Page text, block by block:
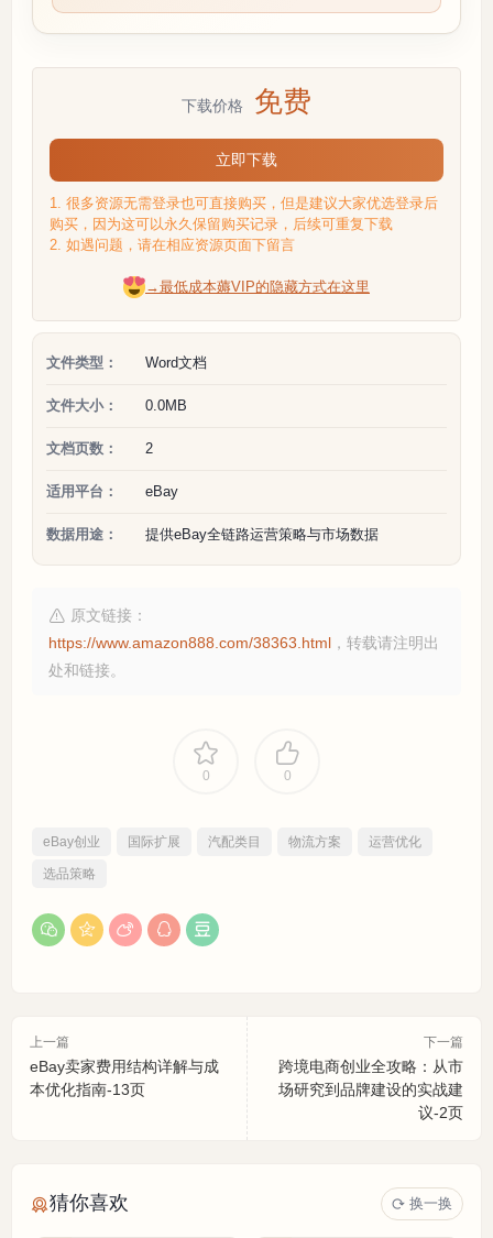
下载价格 免费
立即下载
1. 很多资源无需登录也可直接购买，但是建议大家优选登录后
购买，因为这可以永久保留购买记录，后续可重复下载
2. 如遇问题，请在相应资源页面下留言
→最低成本薅VIP的隐藏方式在这里
文件类型： Word文档
文件大小： 0.0MB
文档页数： 2
适用平台： eBay
数据用途： 提供eBay全链路运营策略与市场数据
原文链接：
https://www.amazon888.com/38363.html ，转载请注明出
处和链接。
0 0
eBay创业 国际扩展 汽配类目 物流方案 运营优化
选品策略
上一篇
eBay卖家费用结构详解与成
本优化指南-13页
下一篇
跨境电商创业全攻略：从市
场研究到品牌建设的实战建
议-2页
猜你喜欢 换一换